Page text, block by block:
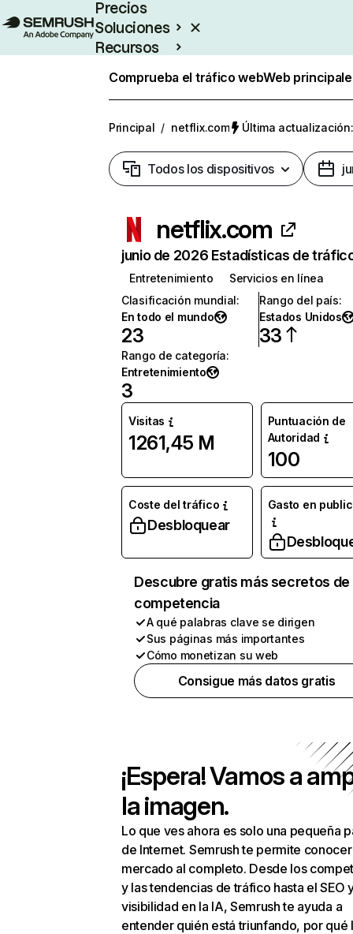
Precios
Soluciones
Recursos
Comprueba el tráfico webWeb
Principal / netflix.com Última
Todos los dispositivos
netflix.com
junio de 2026 Estadísticas de
Entretenimiento
Servicios en línea
Clasificación mundial:
En todo el mundo
23
Rango del país:
Estados Unidos
33
Rango de categoría:
Entretenimiento
3
Visitas
1261,45 M
Puntuación de
Autoridad
100
Coste del tráfico
Desbloquear
Gasto en
Descubre gratis más secretos de
competencia
A qué palabras clave se dirigen
Sus páginas más importantes
Cómo monetizan su web
Consigue más datos gratis
¡Espera! Vamos a
la imagen.
Lo que ves ahora es solo una pequeña
de Internet. Semrush te permite
mercado al completo. Desde los
y las tendencias de tráfico hasta el SEO
visibilidad en la IA, Semrush te ayuda a
entender quién está triunfando, por qué